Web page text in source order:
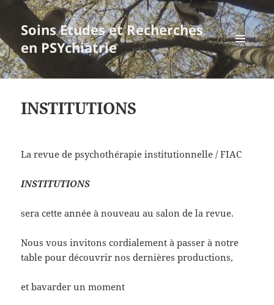
Soins Etudes et Recherches
en PSYchiatrie
MENU
ET
WIDGETS
INSTITUTIONS
La revue de psychothérapie institutionnelle / FIAC
INSTITUTIONS
sera cette année à nouveau au salon de la revue.
Nous vous invitons cordialement à passer à notre
table pour découvrir nos dernières productions,
et bavarder un moment